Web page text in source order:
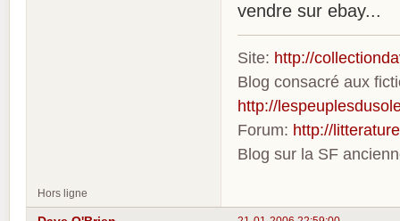
vendre sur ebay...
Site: http://
Blog consacré aux
http://
Forum: http://
Blog sur la SF
Hors ligne